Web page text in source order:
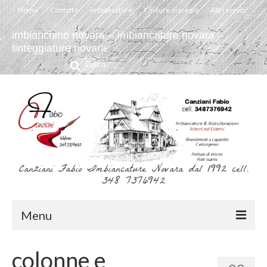
Home Contatto imbiancature Finiture di pregio Altri servizi
imbianchino novara – Imbiancature novara –
tinteggiature novara
Cerca:
Canziani Fabio Imbiancature Novara dal 1992 cell.
348 7376942
Menu
colonne e